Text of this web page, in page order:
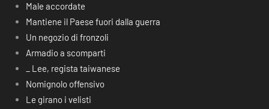
Male accordate
Mantiene il Paese fuori dalla guerra
Un negozio di fronzoli
Armadio a scomparti
_ Lee, regista taiwanese
Nomignolo offensivo
Le girano i velisti